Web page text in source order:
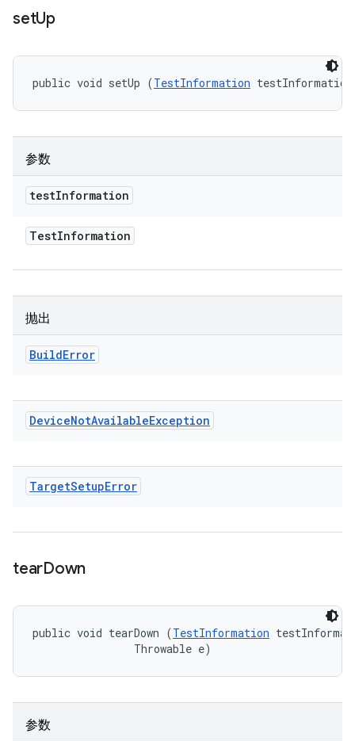
setUp
public void setUp (TestInformation
参数
testInformation
TestInformation
抛出
BuildError
DeviceNotAvailableException
TargetSetupError
tearDown
public void tearDown (TestInformation
                Throwable e)
参数